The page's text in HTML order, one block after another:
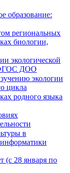
образование:
региональных
биологии,
экологической
ФГОС ДОО
экологии
цикла
родного языка
в
(с 28 января по